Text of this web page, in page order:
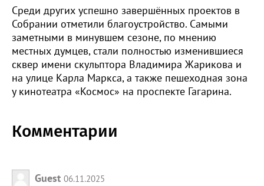
Среди других успешно завершённых проектов в
Собрании отметили благоустройство. Самыми
заметными в минувшем сезоне, по мнению
местных думцев, стали полностью изменившиеся
сквер имени скульптора Владимира Жарикова и
на улице Карла Маркса, а также пешеходная зона
у кинотеатра «Космос» на проспекте Гагарина.
Комментарии
Guest 06.11.2025